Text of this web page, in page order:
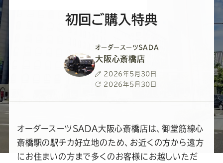
ー
ツ
ー
ー
ー
ツ
ー
ー
ー
ツ
ー
ー
ー
ツ
ー
ー
ー
ツ
初回ご購入特典
オーダースーツSADA
大阪心斎橋店
投
稿
2026年5月30日
最
日
2026年5月30日
オーダースーツSADA大阪心斎橋店は、御堂筋線心
斎橋駅の駅チカ好立地のため、お近くの方から遠方
にお住まいの方まで多くのお客様にお越しいただ